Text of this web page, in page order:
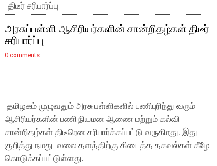
திடீர் சரிபார்ப்பு
அரசுப்பள்ளி ஆசிரியர்களின் சான்றிதழ்கள் திடீர்
சரிபார்ப்பு
0 comments
தமிழகம் முழுவதும் அரசு பள்ளிகளில் பணிபுரிந்து வரும்
ஆசிரியர்களின் பணி நியமன ஆணை மற்றும் கல்வி
சான்றிதழ்கள் திடீரென சரிபார்க்கப்பட்டு வருகிறது. இது
குறித்து நமது வலை தளத்திற்கு கிடைத்த தகவல்கள் கீழே
கொடுக்கப்பட்டுள்ளது.